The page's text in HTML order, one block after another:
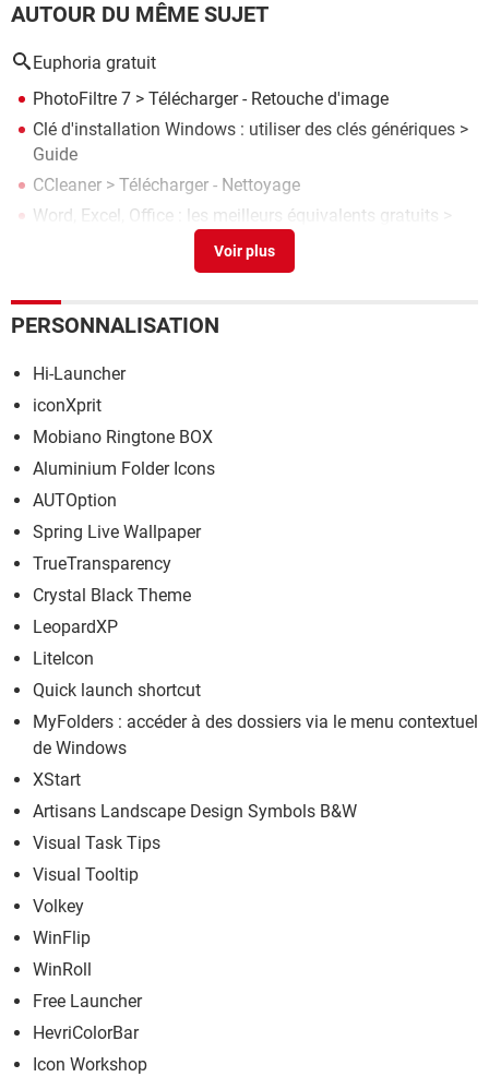
AUTOUR DU MÊME SUJET
Euphoria gratuit
PhotoFiltre 7 > Télécharger - Retouche d'image
Clé d'installation Windows : utiliser des clés génériques >
Guide
CCleaner > Télécharger - Nettoyage
Word, Excel, Office : les meilleurs équivalents gratuits >
Les meilleurs logiciels gratuits de sauvegarde pour
Windows
PERSONNALISATION
Hi-Launcher
iconXprit
Mobiano Ringtone BOX
Aluminium Folder Icons
AUTOption
Spring Live Wallpaper
TrueTransparency
Crystal Black Theme
LeopardXP
LiteIcon
Quick launch shortcut
MyFolders : accéder à des dossiers via le menu contextuel
de Windows
XStart
Artisans Landscape Design Symbols B&W
Visual Task Tips
Visual Tooltip
Volkey
WinFlip
WinRoll
Free Launcher
HevriColorBar
Icon Workshop